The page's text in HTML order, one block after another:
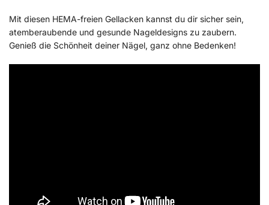
Mit diesen HEMA-freien Gellacken kannst du dir sicher sein,
atemberaubende und gesunde Nageldesigns zu zaubern.
Genieß die Schönheit deiner Nägel, ganz ohne Bedenken!